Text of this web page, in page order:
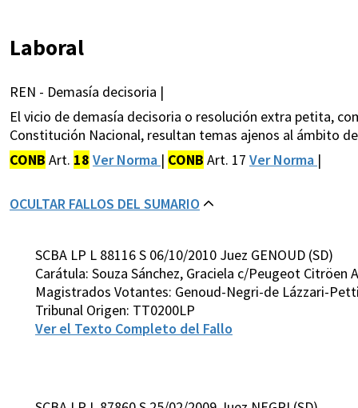
Laboral
REN - Demasía decisoria |
El vicio de demasía decisoria o resolución extra petita,
Constitución Nacional, resultan temas ajenos al ámbito
CONB Art. 18 Ver Norma | CONB Art. 17 Ver Norma |
OCULTAR FALLOS DEL SUMARIO
SCBA LP L 88116 S 06/10/2010 Juez GENOUD (SD)
Carátula: Souza Sánchez, Graciela c/Peugeot Citröen
Magistrados Votantes: Genoud-Negri-de Lázzari-
Tribunal Origen: TT0200LP
Ver el Texto Completo del Fallo